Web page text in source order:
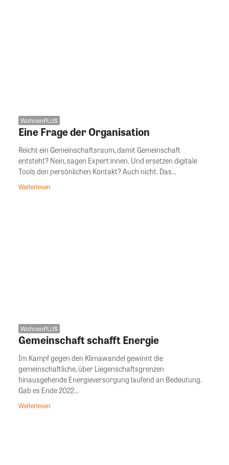
WohnenPLUS
Eine Frage der Organisation
Reicht ein Gemeinschaftsraum, damit Gemeinschaft
entsteht? Nein, sagen Expert:innen. Und ersetzen digitale
Tools den persönlichen Kontakt? Auch nicht. Das...
Weiterlesen
WohnenPLUS
Gemeinschaft schafft Energie
Im Kampf gegen den Klimawandel gewinnt die
gemeinschaftliche, über Liegenschaftsgrenzen
hinausgehende Energieversorgung laufend an Bedeutung.
Gab es Ende 2022...
Weiterlesen